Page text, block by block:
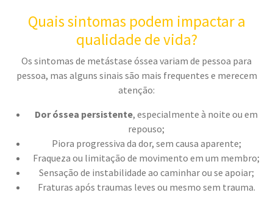
Quais sintomas podem impactar a
qualidade de vida?
Os sintomas de metástase óssea variam de pessoa para
pessoa, mas alguns sinais são mais frequentes e merecem
atenção:
Dor óssea persistente, especialmente à noite ou em
repouso;
Piora progressiva da dor, sem causa aparente;
Fraqueza ou limitação de movimento em um membro;
Sensação de instabilidade ao caminhar ou se apoiar;
Fraturas após traumas leves ou mesmo sem trauma.